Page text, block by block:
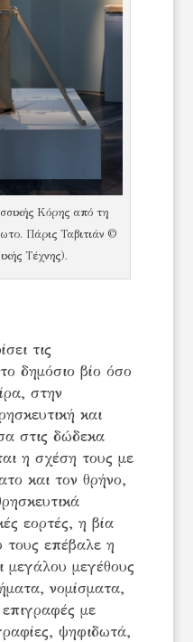
Κόρης από τη
Πάρις Ταβιτιάν ©
Τέχνης).
τις
δημόσιο βίο όσο
στην
και
στις δώδεκα
η σχέση τους με
και τον θρήνο,
εορτές, η βία
τους επέβαλε η
μεγάλου μεγέθους
νομίσματα,
επιγραφές με
ψηφιδωτά,